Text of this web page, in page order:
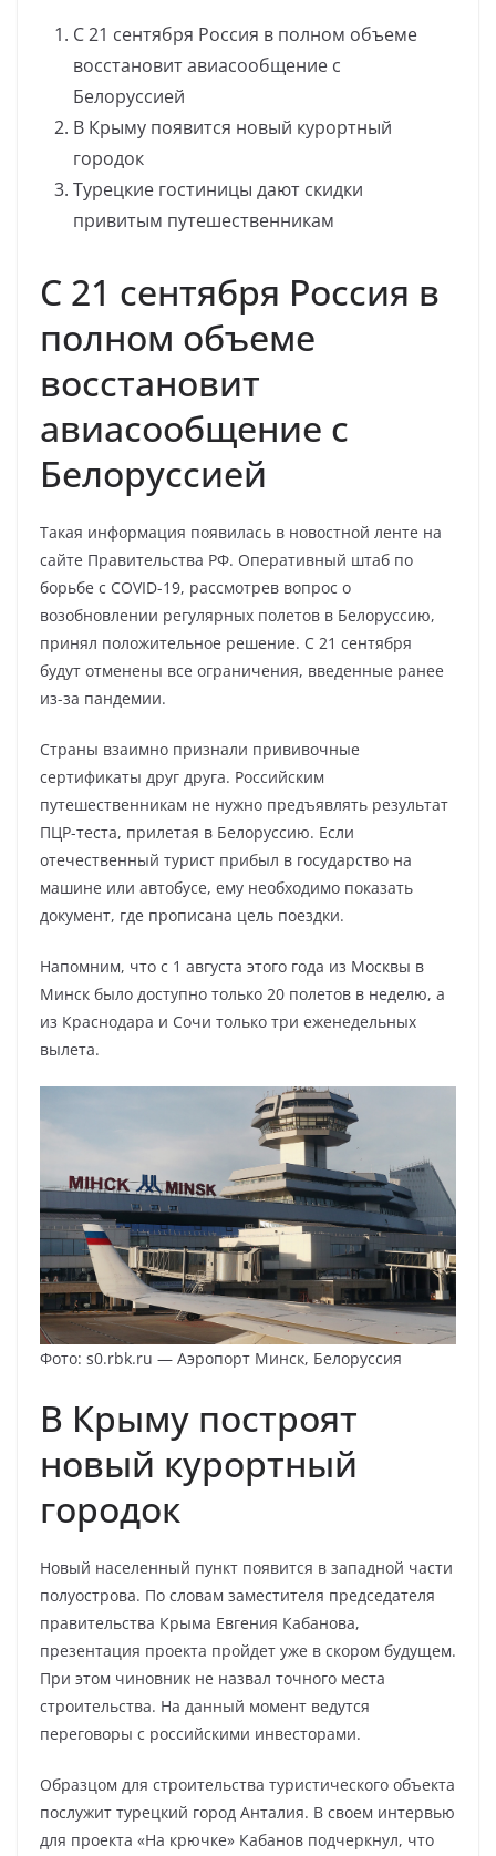
С 21 сентября Россия в полном объеме
восстановит авиасообщение с
Белоруссией
В Крыму появится новый курортный
городок
Турецкие гостиницы дают скидки
привитым путешественникам
С 21 сентября Россия в
полном объеме
восстановит
авиасообщение с
Белоруссией
Такая информация появилась в новостной ленте на
сайте Правительства РФ. Оперативный штаб по
борьбе с COVID-19, рассмотрев вопрос о
возобновлении регулярных полетов в Белоруссию,
принял положительное решение. С 21 сентября
будут отменены все ограничения, введенные ранее
из-за пандемии.
Страны взаимно признали прививочные
сертификаты друг друга. Российским
путешественникам не нужно предъявлять результат
ПЦР-теста, прилетая в Белоруссию. Если
отечественный турист прибыл в государство на
машине или автобусе, ему необходимо показать
документ, где прописана цель поездки.
Напомним, что с 1 августа этого года из Москвы в
Минск было доступно только 20 полетов в неделю, а
из Краснодара и Сочи только три еженедельных
вылета.
Фото: s0.rbk.ru — Аэропорт Минск, Белоруссия
В Крыму построят
новый курортный
городок
Новый населенный пункт появится в западной части
полуострова. По словам заместителя председателя
правительства Крыма Евгения Кабанова,
презентация проекта пройдет уже в скором будущем.
При этом чиновник не назвал точного места
строительства. На данный момент ведутся
переговоры с российскими инвесторами.
Образцом для строительства туристического объекта
послужит турецкий город Анталия. В своем интервью
для проекта «На крючке» Кабанов подчеркнул, что